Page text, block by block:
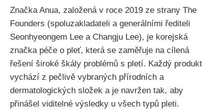
Značka Anua, založená v roce 2019 ze strany The
Founders (spoluzakladateli a generálními řediteli
Seonhyeongem Lee a Changju Lee), je korejská
značka péče o pleť, která se zaměřuje na cílená
řešení široké škály problémů s pletí. Každý produkt
vychází z pečlivě vybraných přírodních a
dermatologických složek a je navržen tak, aby
přinášel viditelné výsledky u všech typů pleti.